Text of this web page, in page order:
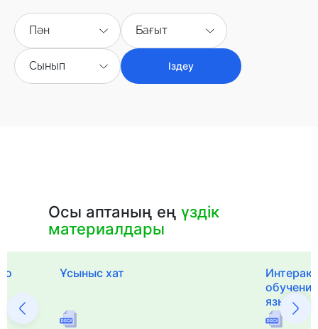
Пән Бағыт
Сынып Іздеу
Осы аптаның еңүздік
материалдары
Ұсыныс хат
языка и